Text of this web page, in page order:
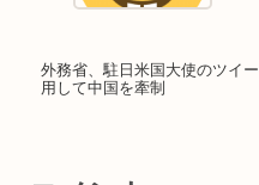
外務省、駐日米国大使のツイー
用して中国を牽制